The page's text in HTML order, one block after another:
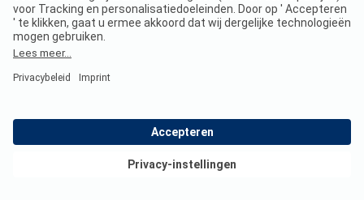
Véronique D
Bekijk deals